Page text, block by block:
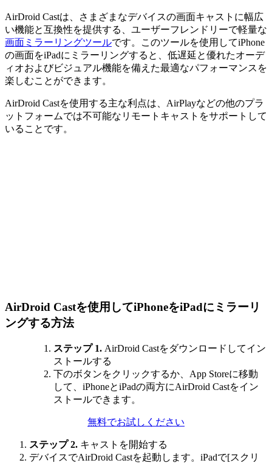
AirDroid Castは、さまざまなデバイスの画面キャストに幅広
い機能と互換性を提供する、ユーザーフレンドリーで軽量な
画面ミラーリングツールです。このツールを使用してiPhone
の画面をiPadにミラーリングすると、低遅延と優れたオーデ
ィオおよびビジュアル機能を備えた最適なパフォーマンスを
楽しむことができます。
AirDroid Castを使用する主な利点は、AirPlayなどの他のプラ
ットフォームでは不可能なリモートキャストをサポートして
いることです。
AirDroid Castを使用してiPhoneをiPadにミラーリ
ングする方法
ステップ 1. AirDroid Castをダウンロードしてイン
ストールする
下のボタンをクリックするか、App Storeに移動
して、iPhoneとiPadの両方にAirDroid Castをイン
ストールできます。
無料でお試しください
ステップ 2. キャストを開始する
デバイスでAirDroid Castを起動します。iPadで[スクリ